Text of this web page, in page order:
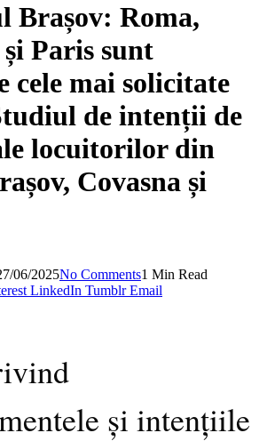
Brașov: Roma,
Paris sunt
cele mai solicitate
de intenții de
locuitorilor din
Covasna și
06/2025No Comments1 Min Read
LinkedIn Tumblr Email
și intențiile